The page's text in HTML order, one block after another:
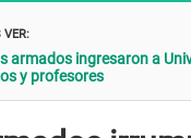
VER:
armados ingresaron a
y profesores